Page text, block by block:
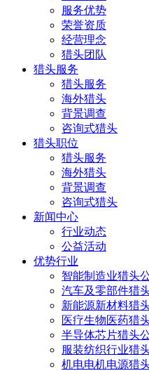
服务优势
荣誉资质
经营理念
猎头团队
猎头服务
猎头服务
海外猎头
背景调查
咨询式猎头
猎头职位
猎头服务
海外猎头
背景调查
咨询式猎头
新闻中心
行业动态
公益活动
优势行业
智能制造业猎头
汽车及零部件猎
新能源新材料猎
医疗生物医药猎
半导体芯片猎头
服装纺织行业猎
机电电机电源猎